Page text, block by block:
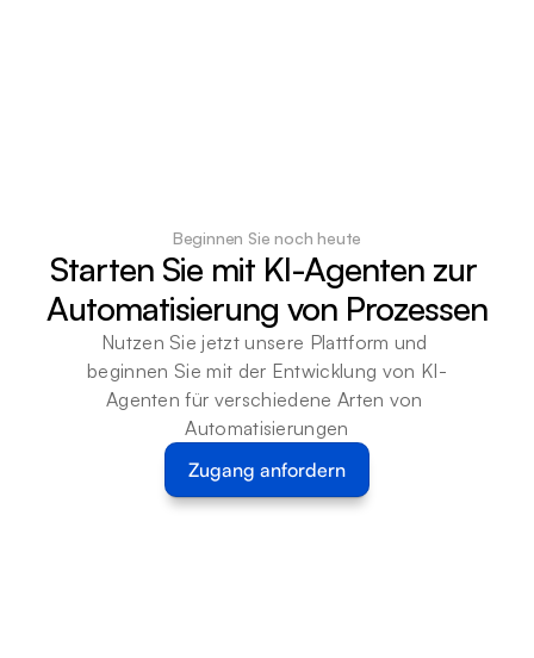
Beginnen Sie noch heute
Starten Sie mit KI-Agenten zur
Automatisierung von Prozessen
Nutzen Sie jetzt unsere Plattform und
beginnen Sie mit der Entwicklung von KI-
Agenten für verschiedene Arten von
Automatisierungen
Zugang anfordern